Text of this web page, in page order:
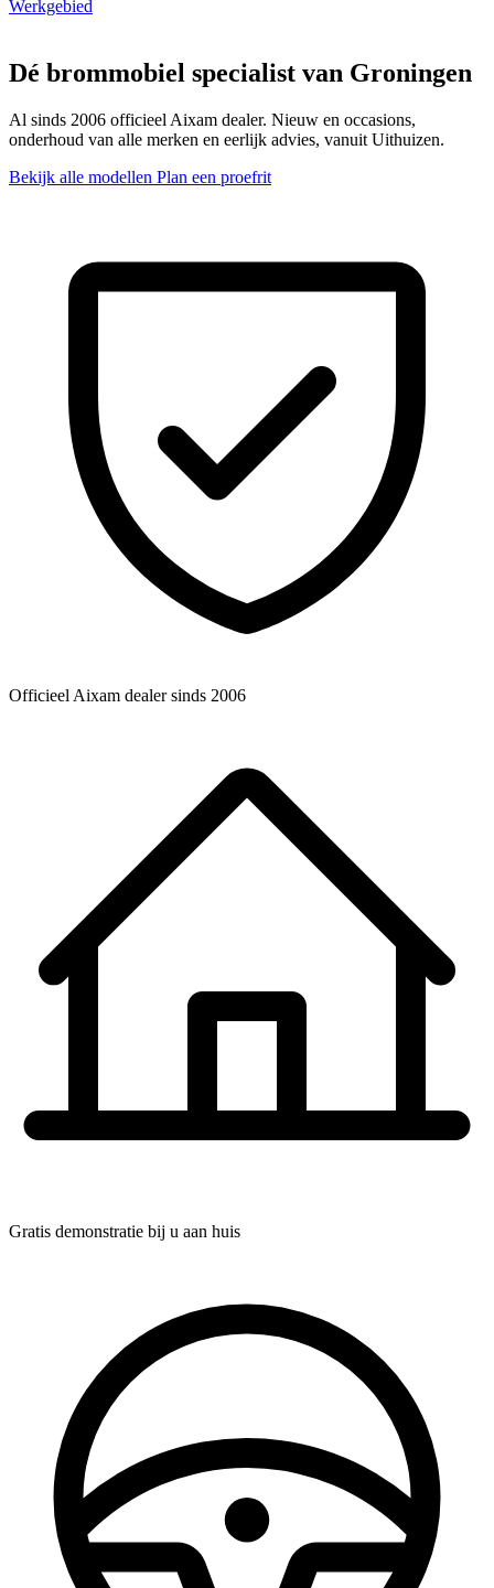
Werkgebied
Dé brommobiel specialist van Groningen
Al sinds 2006 officieel Aixam dealer. Nieuw en occasions,
onderhoud van alle merken en eerlijk advies, vanuit Uithuizen.
Bekijk alle modellen Plan een proefrit
Officieel Aixam dealersinds 2006
Gratis demonstratie bij u aan huis